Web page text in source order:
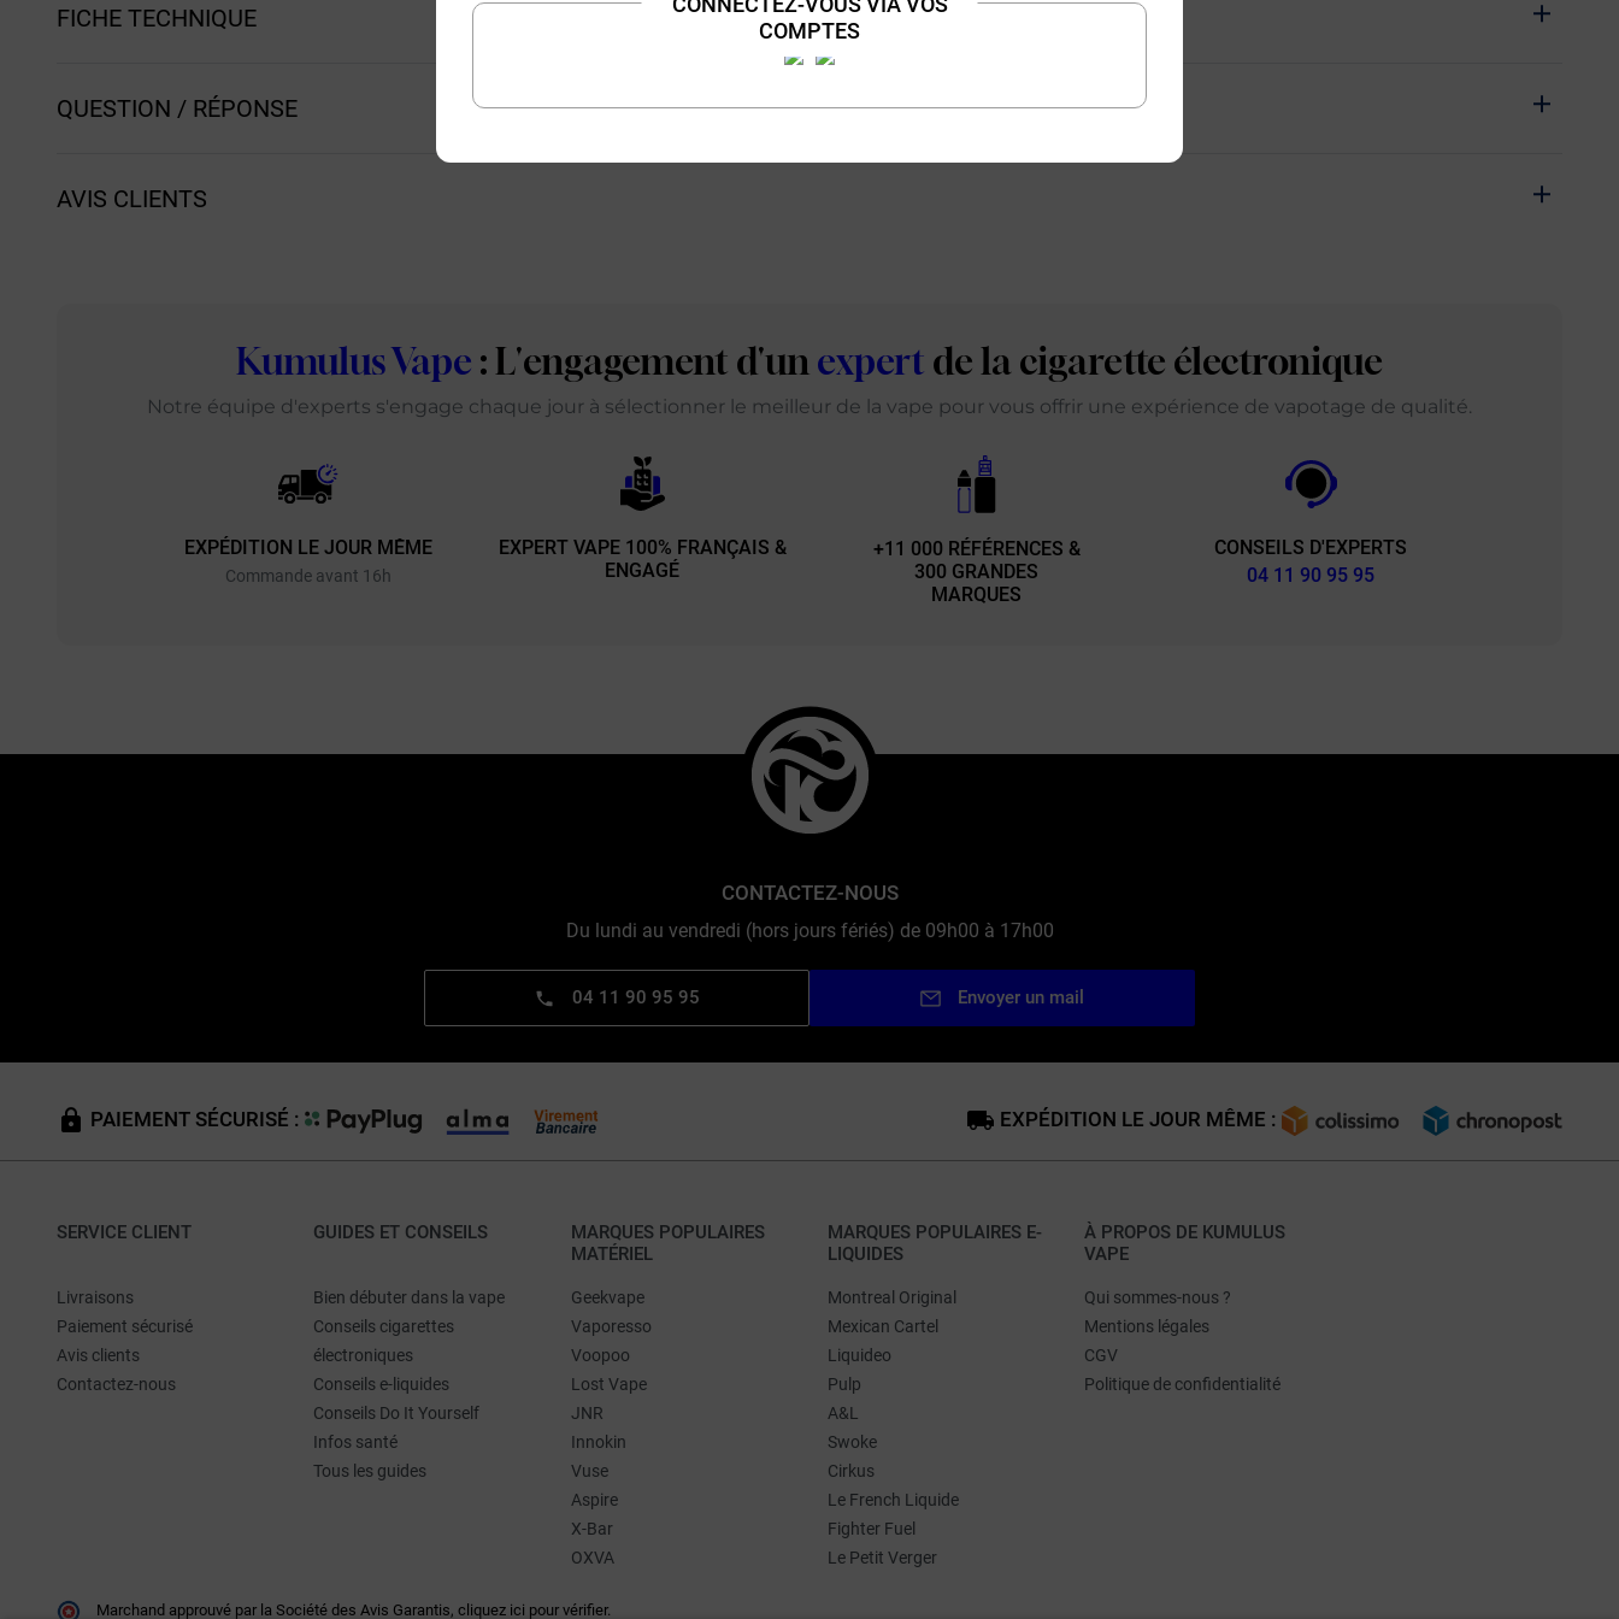
COMPTES
FICHE TECHNIQUE
QUESTION / RÉPONSE
AVIS CLIENTS
Kumulus Vape : L'engagement d'un expert de la cigarette électronique
Notre équipe d'experts s'engage chaque jour à sélectionner le meilleur de la vape pour vous offrir une expérience de vapotage de qualité.
EXPÉDITION LE JOUR MÊME
Commande avant 16h
EXPERT VAPE 100% FRANÇAIS &
ENGAGÉ
+11 000 RÉFÉRENCES &
300 GRANDES
MARQUES
CONSEILS D'EXPERTS
04 11 90 95 95
CONTACTEZ-NOUS
Du lundi au vendredi (hors jours fériés) de 09h00 à 17h00
04 11 90 95 95 Envoyer un mail
PAIEMENT SÉCURISÉ : EXPÉDITION LE JOUR MÊME :
SERVICE CLIENT
Livraisons
Paiement sécurisé
Avis clients
Contactez-nous
GUIDES ET CONSEILS
Bien débuter dans la vape
Conseils cigarettes
électroniques
Conseils e-liquides
Conseils Do It Yourself
Infos santé
Tous les guides
MARQUES POPULAIRES
MATÉRIEL
Geekvape
Vaporesso
Voopoo
Lost Vape
JNR
Innokin
Vuse
Aspire
X-Bar
OXVA
MARQUES POPULAIRES E-
LIQUIDES
Montreal Original
Mexican Cartel
Liquideo
Pulp
A&L
Swoke
Cirkus
Le French Liquide
Fighter Fuel
Le Petit Verger
À PROPOS DE KUMULUS
VAPE
Qui sommes-nous ?
Mentions légales
CGV
Politique de confidentialité
Marchand approuvé par la Société des Avis Garantis, cliquez ici pour vérifier.